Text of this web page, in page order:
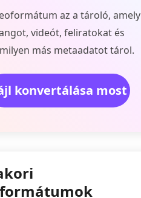
az a tároló, amely
videót, feliratokat és
más metaadatot tárol.
konvertálása most